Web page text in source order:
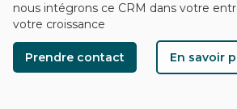
nous intégrons ce CRM dans votre
votre croissance
Prendre contact En savoir